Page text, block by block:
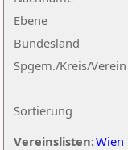
Ebene
Sortierung
Bundesland
Spgem./Kreis/Verein
Vereinslisten:Wien